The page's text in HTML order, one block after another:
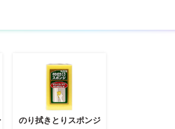
のり拭きとりスポンジ